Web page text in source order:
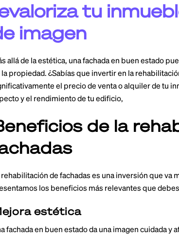
tu
imagen
allá de la estética, una fachada en buen estado
la propiedad. ¿Sabías que invertir en la
el precio de venta o alquiler de tu
y el rendimiento de tu edificio,
de la
rehabilitación de fachadas es una inversión que va
los beneficios más relevantes que
estética
fachada en buen estado da una imagen cuidada y